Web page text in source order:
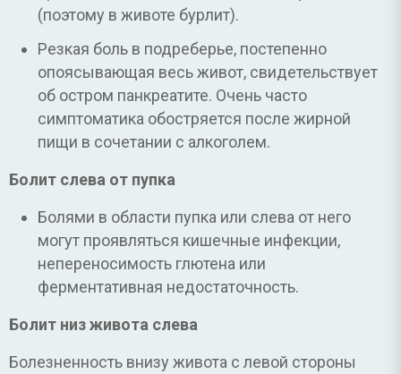
(поэтому в животе бурлит).
Резкая боль в подреберье, постепенно
опоясывающая весь живот, свидетельствует
об остром панкреатите. Очень часто
симптоматика обостряется после жирной
пищи в сочетании с алкоголем.
Болит слева от пупка
Болями в области пупка или слева от него
могут проявляться кишечные инфекции,
непереносимость глютена или
ферментативная недостаточность.
Болит низ живота слева
Болезненность внизу живота с левой стороны